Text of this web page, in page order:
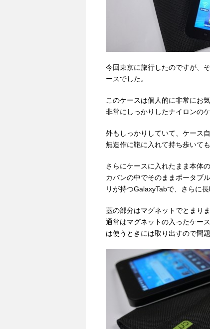
今回東京に旅行したのですが、
ースでした。
このケースは個人的に非常にお
非常にしっかりしたナイロンの
外もしっかりしていて、ケース
無造作に鞄に入れて持ち歩いて
さらにケースに入れたまま本体
カバンの中でそのままポータブ
リが持つGalaxyTabで、さらに
蓋の部分はマグネットでとまりま
通常はマグネットの入ったケー
は使うときには取り出すので問